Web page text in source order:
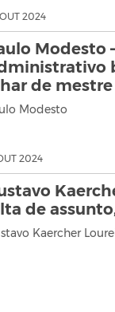
2024
Modesto
de mestre
Modesto
2024
de
Kaercher